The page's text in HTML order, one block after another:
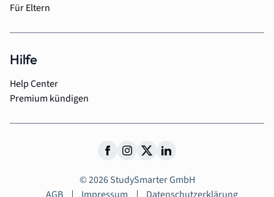
Für Eltern
Hilfe
Help Center
Premium kündigen
© 2026 StudySmarter GmbH